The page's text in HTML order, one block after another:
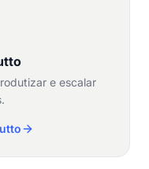
e escalar